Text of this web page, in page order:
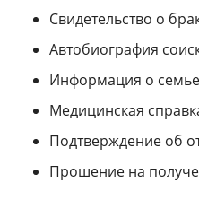
Свидетельство о
Автобиография
Информация о
Медицинская
Подтверждение об
Прошение на